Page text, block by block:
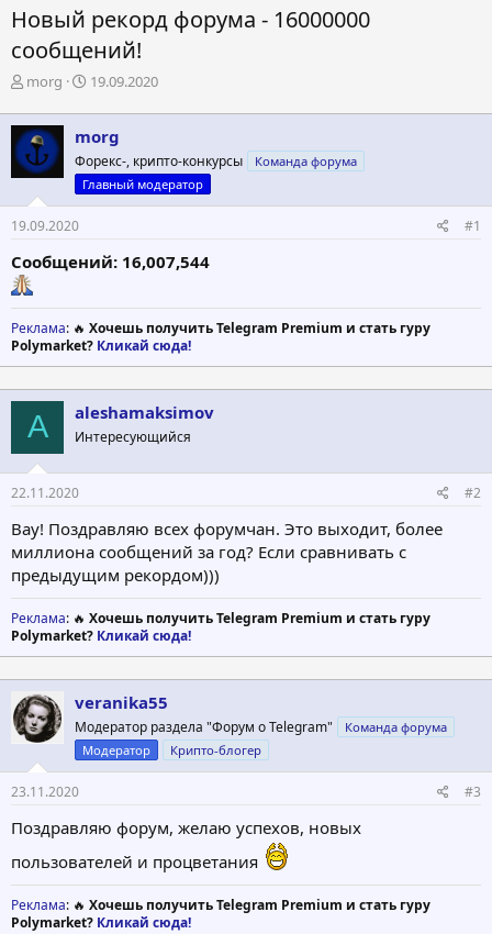
Новый рекорд форума - 16000000
сообщений!
А
т
о
р
т
е
м
ы
morg
Д
т
а
н
а
ч
л
а
19.09.2020
morg
Форекс-, крипто-конкурсы
Команда форума
Главный модератор
19.09.2020 #1
Сообщений: 16,007,544
Реклама: 🔥 Хочешь получить Telegram Premium и стать гуру
Polymarket? Кликай сюда!
A aleshamaksimov
Интересующийся
22.11.2020 #2
Вау! Поздравляю всех форумчан. Это выходит, более
миллиона сообщений за год? Если сравнивать с
предыдущим рекордом)))
Реклама: 🔥 Хочешь получить Telegram Premium и стать гуру
Polymarket? Кликай сюда!
veranika55
Модератор раздела "Форум о Telegram"
Команда форума
Модератор
Крипто-блогер
23.11.2020 #3
Поздравляю форум, желаю успехов, новых
пользователей и процветания
Реклама: 🔥 Хочешь получить Telegram Premium и стать гуру
Polymarket? Кликай сюда!